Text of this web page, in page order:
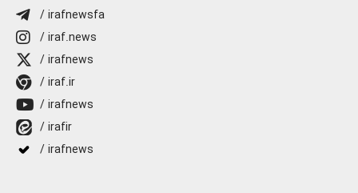
/ irafnewsfa
/ iraf.news
/ irafnews
/ iraf.ir
/ irafnews
/ irafir
/ irafnews